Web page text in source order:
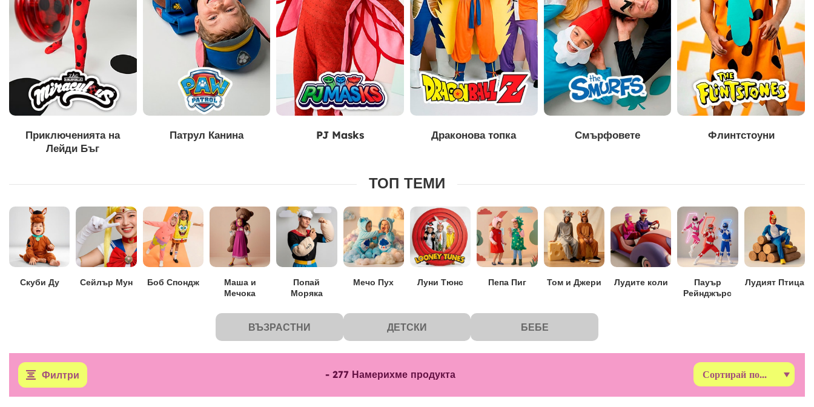
Приключенията на
Лейди Бъг
Патрул Канина PJ Masks Драконова топка Смърфовете Флинтстоуни
ТОП ТЕМИ
Скуби Ду Сейлър Мун Боб Спондж
Маша и
Мечока
Попай
Моряка
Мечо Пух Луни Тюнс Пепа Пиг Том и Джери Лудите коли
Пауър
Рейнджърс
Лудият Птица
ВЪЗРАСТНИ ДЕТСКИ БЕБЕ
Филтри - 277 Намерихме продукта